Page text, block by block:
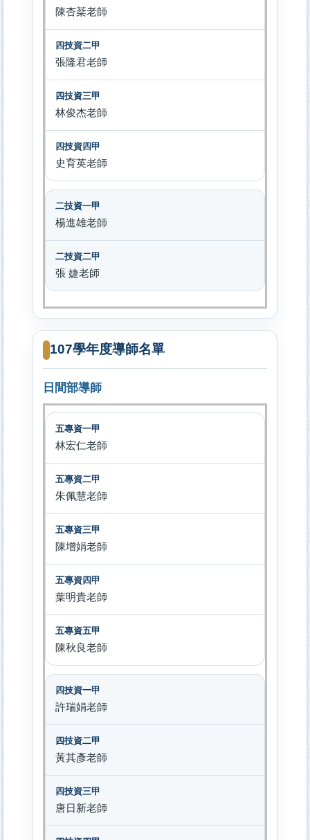
陳杏棻老師
張隆君老師
林俊杰老師
史育英老師
楊進雄老師
張 婕老師
107學年度導師名單
日間部導師
林宏仁老師
朱佩慧老師
陳增娟老師
葉明貴老師
陳秋良老師
許瑞娟老師
黃其彥老師
唐日新老師